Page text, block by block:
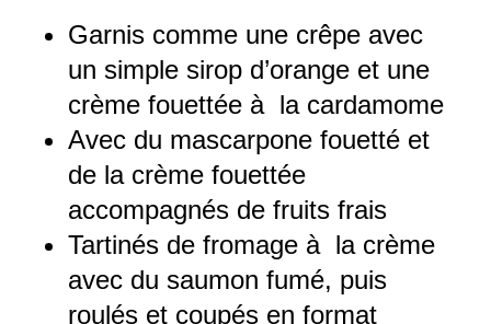
Garnis comme une crêpe avec
un simple sirop d’orange et une
crème fouettée à la cardamome
Avec du mascarpone fouetté et
de la crème fouettée
accompagnés de fruits frais
Tartinés de fromage à la crème
avec du saumon fumé, puis
roulés et coupés en format